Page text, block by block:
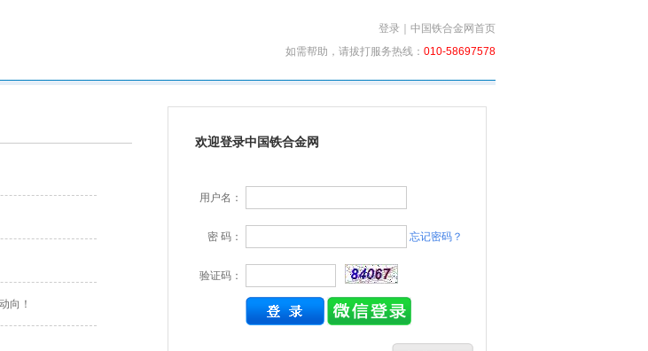
登录
中国铁合金网首页
如需帮助，请拔打服务热线： 010-58697578
向！
欢迎登录中国铁合金网
用户名：
密 码： 忘记密码？
验证码：